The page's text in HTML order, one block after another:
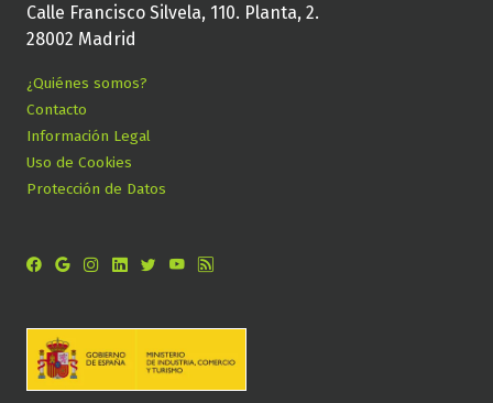
Calle Francisco Silvela, 110. Planta, 2.
28002 Madrid
¿Quiénes somos?
Contacto
Información Legal
Uso de Cookies
Protección de Datos